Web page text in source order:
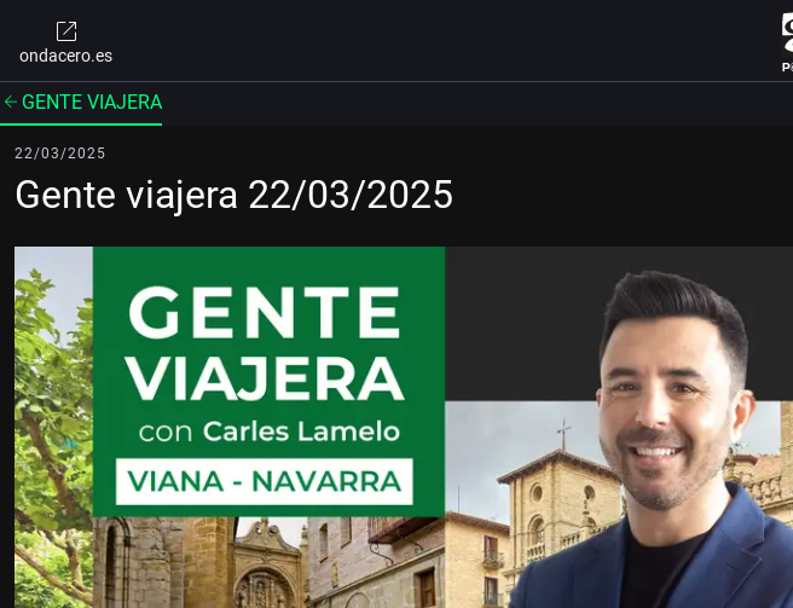
ondacero.es
GENTE VIAJERA
22/03/2025
Gente viajera 22/03/2025